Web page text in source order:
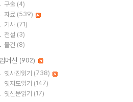
구술 (4)
자료 (539)
기사 (71)
전설 (3)
물건 (8)
머신 (902)
옛사진읽기 (738)
옛지도읽기 (147)
옛신문읽기 (17)